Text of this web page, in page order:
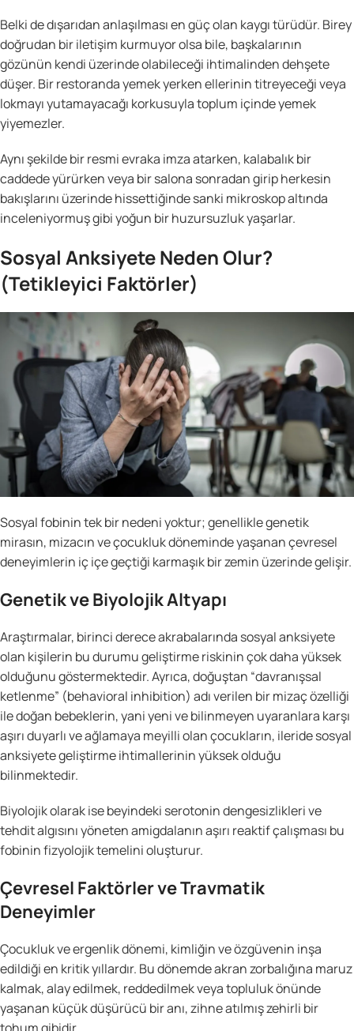
Belki de dışarıdan anlaşılması en güç olan kaygı türüdür. Birey
doğrudan bir iletişim kurmuyor olsa bile, başkalarının
gözünün kendi üzerinde olabileceği ihtimalinden dehşete
düşer. Bir restoranda yemek yerken ellerinin titreyeceği veya
lokmayı yutamayacağı korkusuyla toplum içinde yemek
yiyemezler.
Aynı şekilde bir resmi evraka imza atarken, kalabalık bir
caddede yürürken veya bir salona sonradan girip herkesin
bakışlarını üzerinde hissettiğinde sanki mikroskop altında
inceleniyormuş gibi yoğun bir huzursuzluk yaşarlar.
Sosyal Anksiyete Neden Olur?
(Tetikleyici Faktörler)
Sosyal fobinin tek bir nedeni yoktur; genellikle genetik
mirasın, mizacın ve çocukluk döneminde yaşanan çevresel
deneyimlerin iç içe geçtiği karmaşık bir zemin üzerinde gelişir.
Genetik ve Biyolojik Altyapı
Araştırmalar, birinci derece akrabalarında sosyal anksiyete
olan kişilerin bu durumu geliştirme riskinin çok daha yüksek
olduğunu göstermektedir. Ayrıca, doğuştan “davranışsal
ketlenme” (behavioral inhibition) adı verilen bir mizaç özelliği
ile doğan bebeklerin, yani yeni ve bilinmeyen uyaranlara karşı
aşırı duyarlı ve ağlamaya meyilli olan çocukların, ileride sosyal
anksiyete geliştirme ihtimallerinin yüksek olduğu
bilinmektedir.
Biyolojik olarak ise beyindeki serotonin dengesizlikleri ve
tehdit algısını yöneten amigdalanın aşırı reaktif çalışması bu
fobinin fizyolojik temelini oluşturur.
Çevresel Faktörler ve Travmatik
Deneyimler
Çocukluk ve ergenlik dönemi, kimliğin ve özgüvenin inşa
edildiği en kritik yıllardır. Bu dönemde akran zorbalığına maruz
kalmak, alay edilmek, reddedilmek veya topluluk önünde
yaşanan küçük düşürücü bir anı, zihne atılmış zehirli bir